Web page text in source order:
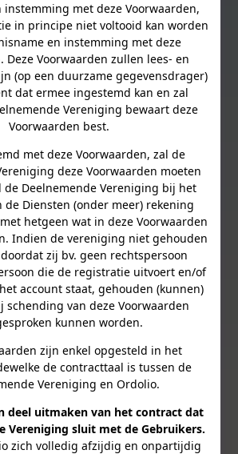
instemming met deze Voorwaarden,
in principe niet voltooid kan worden
en instemming met deze
Deze Voorwaarden zullen lees- en
(op een duurzame gegevensdrager)
dat ermee ingestemd kan en zal
Vereniging bewaart deze
Voorwaarden best.
met deze Voorwaarden, zal de
deze Voorwaarden moeten
de Deelnemende Vereniging bij het
de Diensten (onder meer) rekening
hetgeen wat in deze Voorwaarden
Indien de vereniging niet gehouden
zij bv. geen rechtspersoon
die de registratie uitvoert en/of
account staat, gehouden (kunnen)
schending van deze Voorwaarden
kunnen worden.
zijn enkel opgesteld in het
de contracttaal is tussen de
Vereniging en Ordolio.
deel uitmaken van het contract dat
Vereniging sluit met de Gebruikers.
zich volledig afzijdig en onpartijdig